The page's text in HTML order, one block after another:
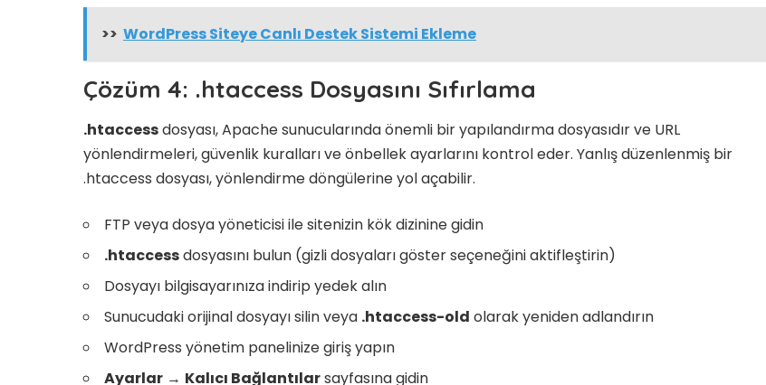
>> WordPress Siteye Canlı Destek Sistemi Ekleme
Çözüm 4: .htaccess Dosyasını Sıfırlama
.htaccessdosyası, Apache sunucularında önemli bir yapılandırma dosyasıdır ve URL
yönlendirmeleri, güvenlik kuralları ve önbellek ayarlarını kontrol eder. Yanlış düzenlenmiş bir
.htaccess dosyası, yönlendirme döngülerine yol açabilir.
FTP veya dosya yöneticisi ile sitenizin kök dizinine gidin
.htaccessdosyasını bulun (gizli dosyaları göster seçeneğini aktifleştirin)
Dosyayı bilgisayarınıza indirip yedek alın
Sunucudaki orijinal dosyayı silin veya .htaccess-old olarak yeniden adlandırın
WordPress yönetim panelinize giriş yapın
Ayarlar → Kalıcı Bağlantılarsayfasına gidin